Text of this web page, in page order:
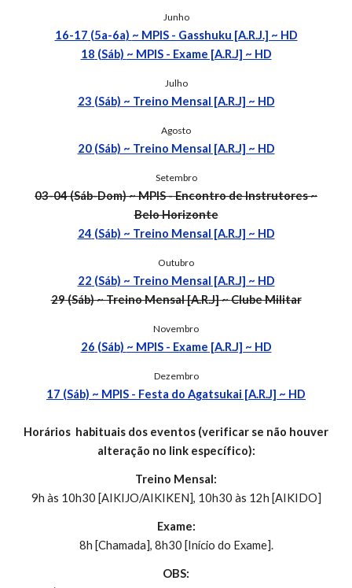
Junho
16-17 (5a-6a) ~ MPIS - Gasshuku [A.R.J.] ~ HD
18 (Sáb) ~ MPIS - Exame [A.R.J] ~ HD
Julho
23 (Sáb) ~ Treino Mensal [A.R.J] ~ HD
Agosto
20(Sáb) ~ Treino Mensal [A.R.J] ~ HD
Setembro
03-04(Sáb-Dom)~ MPIS - Encontro de Instrutores ~
Belo Horizonte
24 (Sáb) ~ Treino Mensal [A.R.J] ~ HD
Outubro
22 (Sáb) ~ Treino Mensal [A.R.J] ~ HD
29(Sáb) ~ Treino Mensal [A.R.J] ~Clube Militar
Novembro
26 (Sáb) ~ MPIS - Exame [A.R.J] ~ HD
Dezembro
17 (Sáb) ~ MPIS - Festa do Agatsukai [A.R.J] ~ HD
Horários habituais dos eventos (verificar se não houver
alteração no link específico):
Treino Mensal:
9h às 10h30 [AIKIJO/AIKIKEN], 10h30 às 12h [AIKIDO]
Exame:
8h [Chamada], 8h30 [Início do Exame].
OBS: